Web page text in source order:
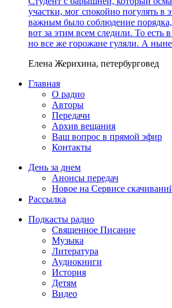
участки, мог спокойно погулять в
важным было соблюдение порядка,
вот за этим всем следили. То есть
но все же горожане гуляли. А
Елена Жерихина, петербурговед
Главная
О радио
Авторы
Передачи
Архив вещания
Ваш вопрос в прямой эфир
Контакты
День за днем
Анонсы передач
Новое на Сервисе
Рассылка
Подкасты радио
Священное Писание
Музыка
Литература
Аудиокниги
История
Детям
Видео